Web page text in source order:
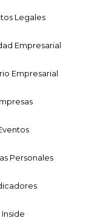
Legales
Empresarial
Empresarial
Personales
Inside